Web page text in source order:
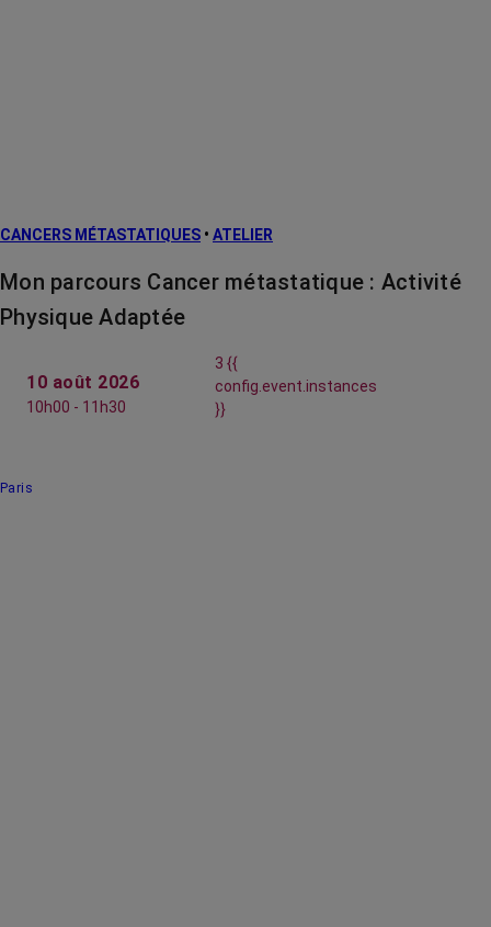
CANCERS MÉTASTATIQUES • ATELIER
Mon parcours Cancer métastatique : Activité
Physique Adaptée
10 août 2026
10h00 - 11h30
3 {{
config.event.instances
}}
Paris